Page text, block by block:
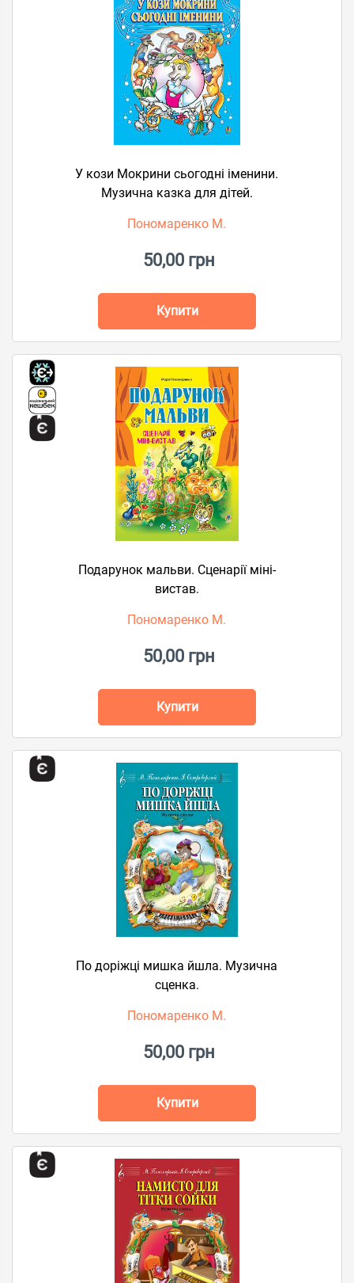
У кози Мокрини сьогодні іменини.
Музична казка для дітей.
Пономаренко М.
50,00 грн
Купити
Подарунок мальви. Сценарії міні-
вистав.
Пономаренко М.
50,00 грн
Купити
По доріжці мишка йшла. Музична
сценка.
Пономаренко М.
50,00 грн
Купити